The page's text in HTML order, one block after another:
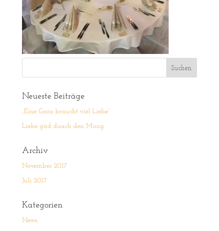
Neueste Beiträge
„Eine Gans braucht viel Liebe“
Liebe gäd duach den Mong
Archiv
November 2017
Juli 2017
Kategorien
News